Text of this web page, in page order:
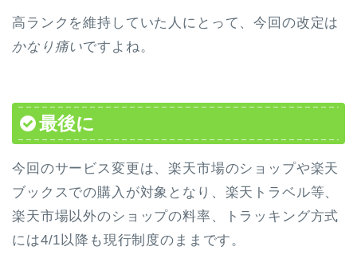
高ランクを維持していた人にとって、今回の改定は
かなり痛いですよね。
最後に
今回のサービス変更は、楽天市場のショップや楽天
ブックスでの購入が対象となり、楽天トラベル等、
楽天市場以外のショップの料率、トラッキング方式
には4/1以降も現行制度のままです。